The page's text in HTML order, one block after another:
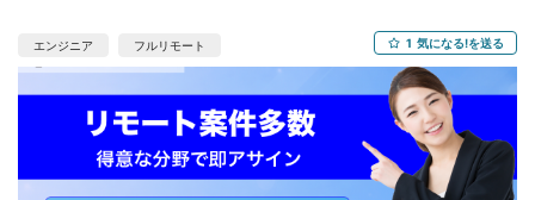
対応：セールス部門からの業務・システム問い合わせ対応 障害対
応：既存システムの調査、原因切り分け、対応 改修対応：新商品
追加時の要件確認、設計、開発、結合テスト 業務支援：コンプラ
チェック、目論見書、承認フローに関するガイド 総合テスト：関
連システムの大規模改修時に参画可能性あり 運用監視：JP1等の運
用監視は対象外 【技術スタック】 ・OS：RedHat / Windows
Server 2016 ・言語：Java 8、jQuery ・フレームワーク：Spring
エンジニア フルリモート 1 気になる!を送る